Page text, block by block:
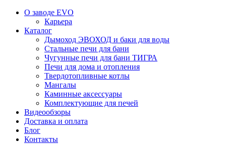
О заводе EVO
Карьера
Каталог
Дымоход ЭВОХОД и баки для воды
Стальные печи для бани
Чугунные печи для бани ТИГРА
Печи для дома и отопления
Твердотопливные котлы
Мангалы
Каминные аксессуары
Комплектующие для печей
Видеообзоры
Доставка и оплата
Блог
Контакты